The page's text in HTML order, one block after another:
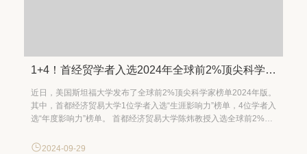
1+4！首经贸学者入选2024年全球前2%顶尖科学家！
近日，美国斯坦福大学发布了全球前2%顶尖科学家榜单2024年版。
其中，首都经济贸易大学1位学者入选“生涯影响力”榜单，4位学者入
选“年度影响力”榜单。 首都经济贸易大学陈炜教授入选全球前2%顶
教授、何枫教授、王大地教授4位学者入选全球前2%顶尖科学家“年
2024-09-29